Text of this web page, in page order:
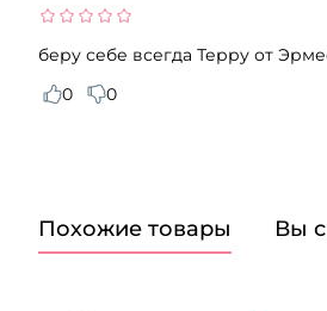
беру себе всегда Терру от
0
0
Похожие товары Вы